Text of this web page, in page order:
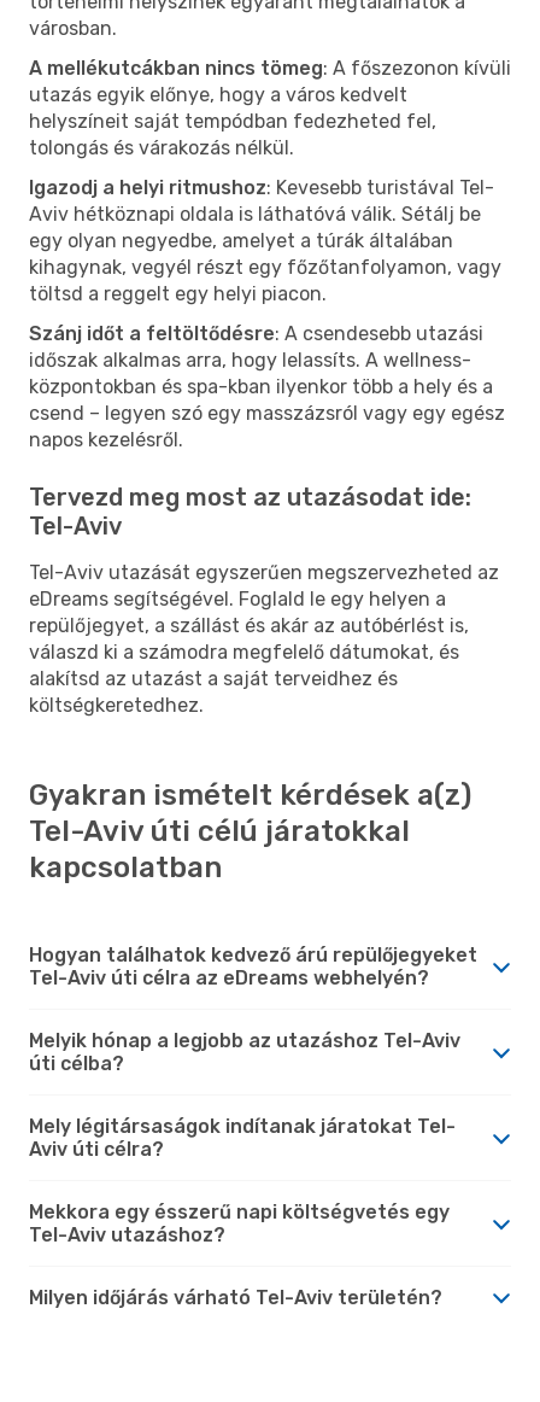
városban.
A mellékutcákban nincs tömeg: A főszezonon kívüli
utazás egyik előnye, hogy a város kedvelt
helyszíneit saját tempódban fedezheted fel,
tolongás és várakozás nélkül.
Igazodj a helyi ritmushoz: Kevesebb turistával Tel-
Aviv hétköznapi oldala is láthatóvá válik. Sétálj be
egy olyan negyedbe, amelyet a túrák általában
kihagynak, vegyél részt egy főzőtanfolyamon, vagy
töltsd a reggelt egy helyi piacon.
Szánj időt a feltöltődésre: A csendesebb utazási
időszak alkalmas arra, hogy lelassíts. A wellness-
központokban és spa-kban ilyenkor több a hely és a
csend – legyen szó egy masszázsról vagy egy egész
napos kezelésről.
Tervezd meg most az utazásodat ide:
Tel-Aviv
Tel-Aviv utazását egyszerűen megszervezheted az
eDreams segítségével. Foglald le egy helyen a
repülőjegyet, a szállást és akár az autóbérlést is,
válaszd ki a számodra megfelelő dátumokat, és
alakítsd az utazást a saját terveidhez és
költségkeretedhez.
Gyakran ismételt kérdések a(z)
Tel-Aviv úti célú járatokkal
kapcsolatban
Hogyan találhatok kedvező árú repülőjegyeket
Tel-Aviv úti célra az eDreams webhelyén?
Melyik hónap a legjobb az utazáshoz Tel-Aviv
úti célba?
Mely légitársaságok indítanak járatokat Tel-
Aviv úti célra?
Mekkora egy ésszerű napi költségvetés egy
Tel-Aviv utazáshoz?
Milyen időjárás várható Tel-Aviv területén?